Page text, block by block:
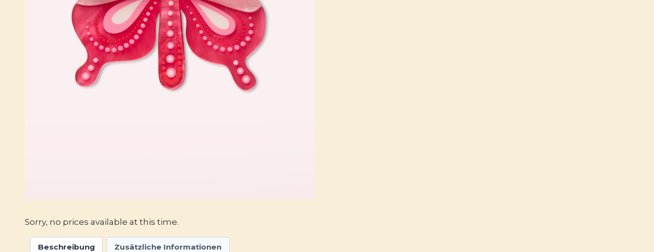
Sorry, no prices available at this time.
Beschreibung Zusätzliche Informationen